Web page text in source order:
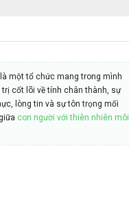
một tổ chức mang trong mình
cốt lõi về tính chân thành, sự
lòng tin và sự tôn trọng mối
con người với thiên nhiên môi